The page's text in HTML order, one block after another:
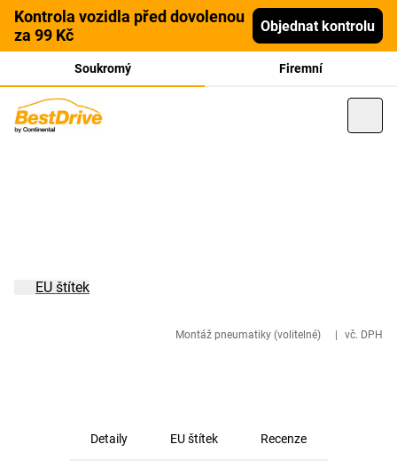
Kontrola vozidla před dovolenou
za 99 Kč
Objednat kontrolu
Soukromý Firemní
Montáž pneumatiky (volitelné) vč. DPH
EU štítek
Detaily EU štítek Recenze